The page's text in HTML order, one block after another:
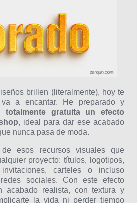
brillen (literalmente), hoy te
a encantar. He preparado y
totalmente gratuita un efecto
, ideal para dar ese acabado
nunca pasa de moda.
esos recursos visuales que
proyecto: títulos, logotipos,
carteles o incluso
sociales. Con este efecto
acabado realista, con textura y
la vida ni perder tiempo